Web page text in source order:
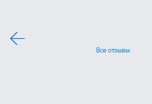
Все отзывы